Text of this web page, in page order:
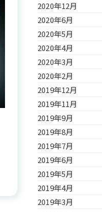
2020年12月
2020年6月
2020年5月
2020年4月
2020年3月
2020年2月
2019年12月
2019年11月
2019年9月
2019年8月
2019年7月
2019年6月
2019年5月
2019年4月
2019年3月